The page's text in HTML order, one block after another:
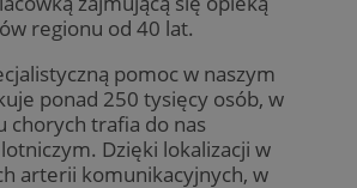
regionu od 40 lat.
pomoc w naszym
ponad 250 tysięcy osób, w
chorych trafia do nas
Dzięki lokalizacji w
arterii komunikacyjnych, w